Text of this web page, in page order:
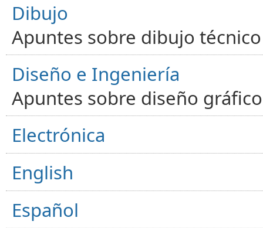
Dibujo
Apuntes sobre dibujo
Diseño e Ingeniería
Apuntes sobre diseño
Electrónica
English
Español